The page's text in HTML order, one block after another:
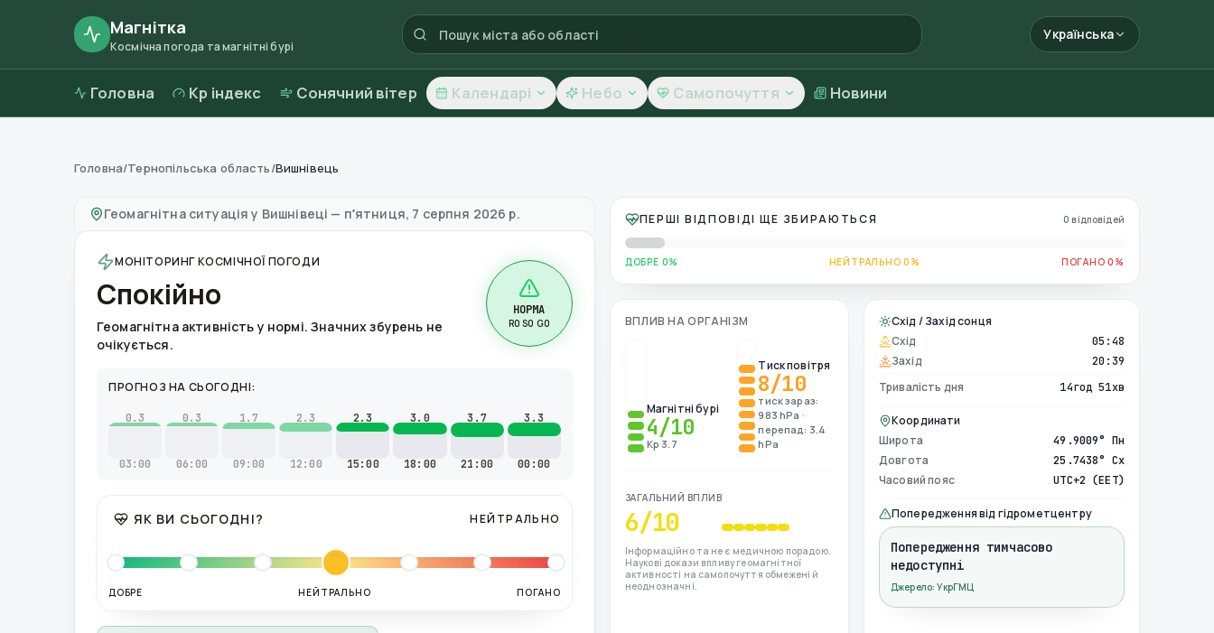
Магнітка
Космічна погода та магнітні бурі
Українська
Головна Kp індекс Сонячний вітер Календарі Небо Самопочуття Новини
Магнітні бурі вВишнівеці—погода та якість повітря
Головна/Тернопільська область/Вишнівець
Геомагнітна ситуація у Вишнівеці — пʼятниця, 7 серпня 2026 р.
МОНІТОРИНГ КОСМІЧНОЇ ПОГОДИ
Спокійно
Геомагнітна активність у нормі. Значних збурень не
очікується.
НОРМА
R0 S0 G0
ПРОГНОЗ НА СЬОГОДНІ:
0.3
03:00
0.3
06:00
1.7
09:00
2.3
12:00
2.3
15:00
3.0
18:00
3.7
21:00
3.3
00:00
ЯК ВИ СЬОГОДНІ? НЕЙТРАЛЬНО
ДОБРЕ НЕЙТРАЛЬНО ПОГАНО
ПЕРШІ ВІДПОВІДІ ЩЕ ЗБИРАЮТЬСЯ 0 відповідей
ДОБРЕ 0% НЕЙТРАЛЬНО 0% ПОГАНО 0%
ВПЛИВ НА ОРГАНІЗМ
Магнітні бурі
4/10
Kp 3.7
Тиск повітря
8/10
тиск зараз:
983 hPa ·
перепад: 3.4
hPa
ЗАГАЛЬНИЙ ВПЛИВ
6/10
Інформаційно та не є медичною порадою.
Наукові докази впливу геомагнітної
активності на самопочуття обмежені й
неоднозначні.
Схід / Захід сонця
Схід
05:48
Захід 20:39
Тривалість дня 14год 51хв
Координати
Широта
49.9009° Пн
Довгота 25.7438° Сх
Часовий пояс UTC+2 (EET)
Попередження від гідрометцентру
Попередження тимчасово
недоступні
Джерело: УкрГМЦ